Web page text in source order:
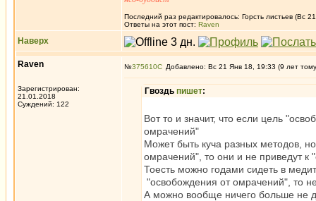
Последний раз редактировалось: Горсть листьев (Вс
Ответы на этот пост: Raven
Наверх
Raven
Зарегистрирован:
21.01.2018
Суждений: 122
№375610 Добавлено: Вс 21 Янв 18, 19:33 (9 лет
Гвоздь пишет:
Вот то и значит, что если цель
омрачений"
Может быть куча разных методов,
омрачений", то они и не приведут
Тоесть можно годами сидеть в
"освобождения от омрачений", то
А можно вообще ничего больше не